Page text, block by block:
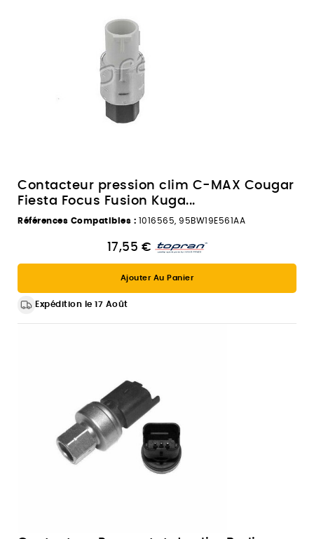
Contacteur pression clim C-MAX Cougar
Fiesta Focus Fusion Kuga...
Références Compatibles : 1016565, 95BW19E561AA
17,55 €
Ajouter Au Panier
Expédition le 17 Août